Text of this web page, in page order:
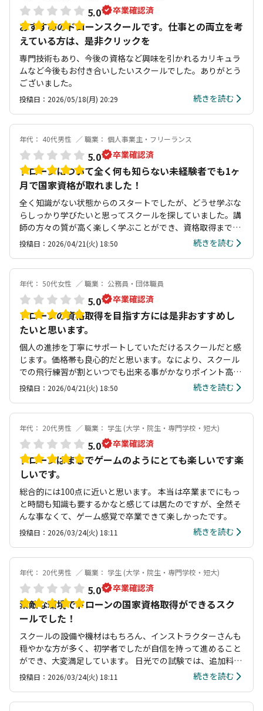
5.0 卒業確認済
おすすめのドローンスクールです。仕事との両立を考
えている方は、是非クリックを
専門技術もあり、今後の資格など興味を引かれるカリキュラ
ムなど今後もお付き合いしたいスクールでした。ありがとう
ございました。
投稿日：2026/05/18(月) 20:29 続きを読む
年代： 40代男性 職業： 個人事業主・フリーランス
5.0 卒業確認済
ドローンについて全く何も知らない未経験者でも1ヶ
月で国家資格が取れました！
全く知識がない状態からのスタートでしたが、どうせ学ぶな
らしっかり学びたいと思ってスクールを探していました。講
師の方々の質が高く楽しく学ぶことができ、資格取得までだ
けではなく取得後の練習環境も整っており、結果的にK.S.ド
ローンカレッジを選んで本当に良かったと思います。
投稿日：2026/04/21(火) 18:50 続きを読む
年代： 50代女性 職業： 公務員・団体職員
5.0 卒業確認済
ドローンの資格取得を目指す方には是非おすすめし
たいと思います。
個人の進捗を丁寧にサポートしていただけるスクールだと感
じます。価格帯も良心的だと思います。なにより、スクール
での飛行練習が割といつでも出来る事がかなりポイント高い
です
投稿日：2026/04/21(火) 18:50 続きを読む
年代： 20代男性 職業： 学生 (大学・院生・専門学校・短大)
5.0 卒業確認済
ドローンはまるでゲームのようにとても楽しいです楽
しいです。
総合的には100点に近いと思います。 本当は卒業までにもっ
と時間も知識も要するかなと感じては居たのですが、全然そ
んな事なくて、ゲーム感覚で卒業できて楽しかったです。
投稿日：2026/03/24(火) 18:11 続きを読む
年代： 20代男性 職業： 学生 (大学・院生・専門学校・短大)
5.0 卒業確認済
素敵な環境でドローンの国家資格取得ができるスク
ールでした！
スクールの設備や機材はもちろん、インストラクターさんも
穏やかな方が多く、初学者でしたが自信を持って進めること
ができ、大変満足しています。 日光での試験では、追加料金
なしでご飯をご馳走いただいたり温泉に連れて行っていただ
いたりと、スクールに通った経験がとても良い思い出になり
投稿日：2026/03/24(火) 18:11 続きを読む